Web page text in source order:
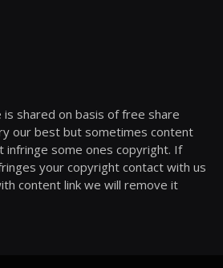
shared on basis of free share
our best but sometimes content
infringe some ones copyright. If
your copyright contact with us
content link we will remove it